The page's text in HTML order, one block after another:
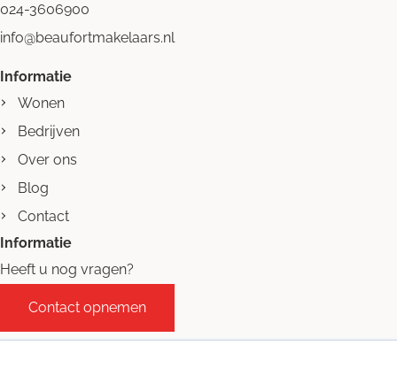
024-3606900
info@beaufortmakelaars.nl
Informatie
Wonen
Bedrijven
Over ons
Blog
Contact
Informatie
Heeft u nog vragen?
Contact opnemen